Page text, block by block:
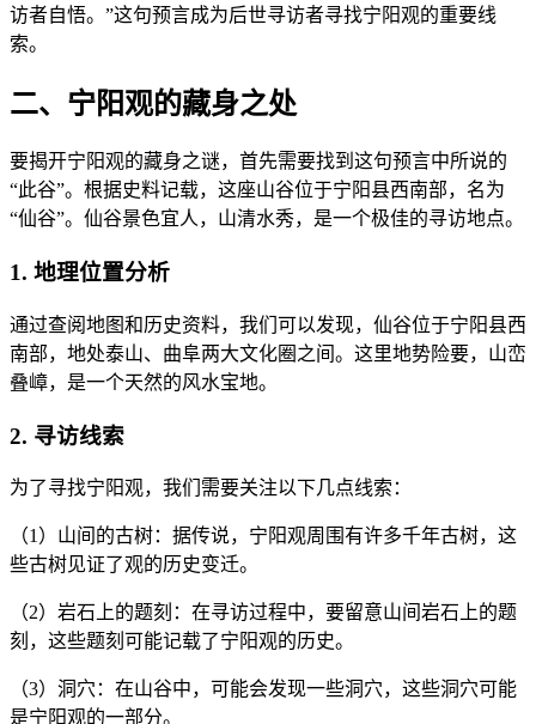
访者自悟。”这句预言成为后世寻访者寻找宁阳观的重要线
索。
二、宁阳观的藏身之处
要揭开宁阳观的藏身之谜，首先需要找到这句预言中所说的
“此谷”。根据史料记载，这座山谷位于宁阳县西南部，名为
“仙谷”。仙谷景色宜人，山清水秀，是一个极佳的寻访地点。
1. 地理位置分析
通过查阅地图和历史资料，我们可以发现，仙谷位于宁阳县西
南部，地处泰山、曲阜两大文化圈之间。这里地势险要，山峦
叠嶂，是一个天然的风水宝地。
2. 寻访线索
为了寻找宁阳观，我们需要关注以下几点线索：
（1）山间的古树：据传说，宁阳观周围有许多千年古树，这
些古树见证了观的历史变迁。
（2）岩石上的题刻：在寻访过程中，要留意山间岩石上的题
刻，这些题刻可能记载了宁阳观的历史。
（3）洞穴：在山谷中，可能会发现一些洞穴，这些洞穴可能
是宁阳观的一部分。